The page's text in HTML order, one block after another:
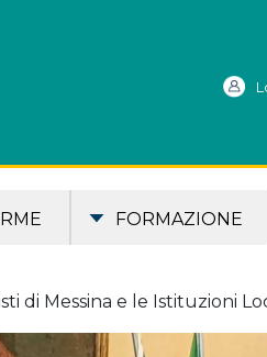
FORMAZIONE
di Messina e le Istituzioni